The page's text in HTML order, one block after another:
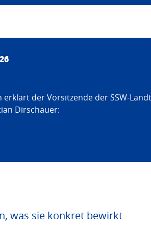
erklärt der Vorsitzende der SSW-
Dirschauer:
was sie konkret bewirkt